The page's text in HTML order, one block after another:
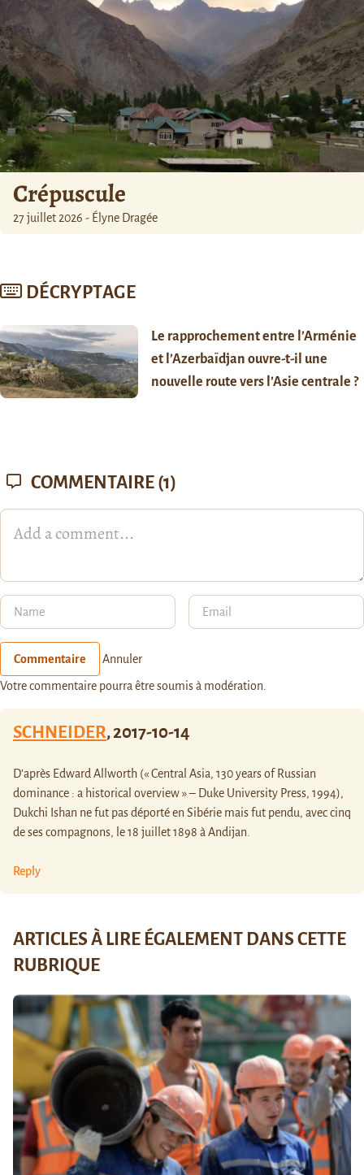
Crépuscule
27 juillet 2026 - Élyne Dragée
DÉCRYPTAGE
Le rapprochement entre l’Arménie
et l’Azerbaïdjan ouvre-t-il une
nouvelle route vers l’Asie centrale ?
COMMENTAIRE (1)
Commentaire Annuler
Votre commentaire pourra être soumis à modération.
SCHNEIDER,2017-10-14
D’après Edward Allworth (« Central Asia, 130 years of Russian
dominance : a historical overview » – Duke University Press, 1994),
Dukchi Ishan ne fut pas déporté en Sibérie mais fut pendu, avec cinq
de ses compagnons, le 18 juillet 1898 à Andijan.
Reply
ARTICLES À LIRE ÉGALEMENT DANS CETTE
RUBRIQUE